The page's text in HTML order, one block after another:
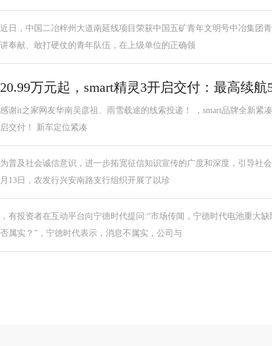
近日，中国二冶梓州大道南延线项目荣获中国五矿青年文明号中冶集团
讲奉献、敢打硬仗的青年队伍，在上级单位的正确领
20.99万元起，smart精灵3开启交付：最高续航
感谢it之家网友华南吴彦祖、雨雪载途的线索投递！ ，smart品牌全新紧
启交付！ 新车定位紧凑
为普及社会诚信意识，进一步拓宽征信知识宣传的广度和深度，引导社
月13日，农发行兴安南路支行组织开展了以珍
，有投资者在互动平台向宁德时代提问:“市场传闻，宁德时代电池重大
否属实？”，宁德时代表示，消息不属实，公司与